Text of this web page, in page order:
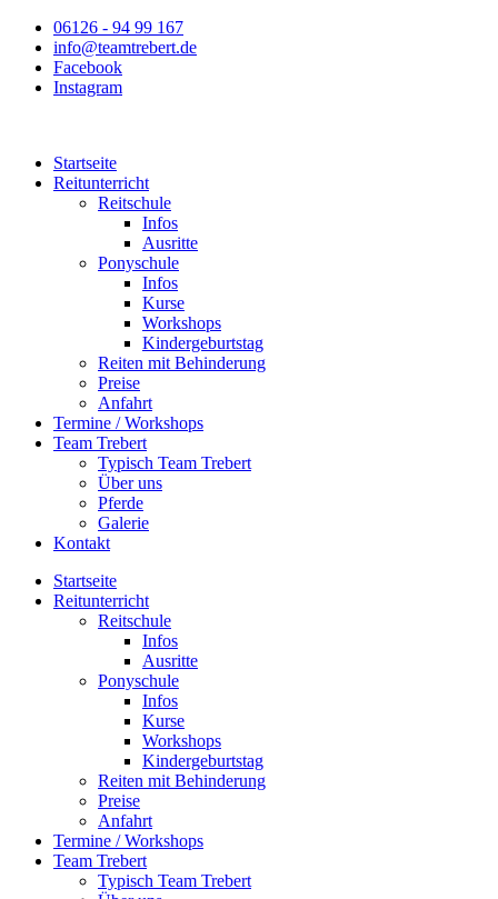
Zum
Inhalt
springen
06126 - 94 99 167
info@teamtrebert.de
Facebook
Instagram
Startseite
Reitunterricht
Reitschule
Infos
Ausritte
Ponyschule
Infos
Kurse
Workshops
Kindergeburtstag
Reiten mit Behinderung
Preise
Anfahrt
Termine / Workshops
Team Trebert
Typisch Team Trebert
Über uns
Pferde
Galerie
Kontakt
Startseite
Reitunterricht
Reitschule
Infos
Ausritte
Ponyschule
Infos
Kurse
Workshops
Kindergeburtstag
Reiten mit Behinderung
Preise
Anfahrt
Termine / Workshops
Team Trebert
Typisch Team Trebert